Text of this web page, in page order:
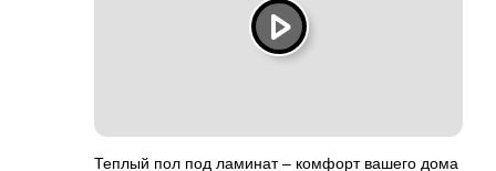
Теплый пол под ламинат – комфорт вашего дома